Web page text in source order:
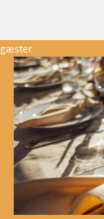
gæster